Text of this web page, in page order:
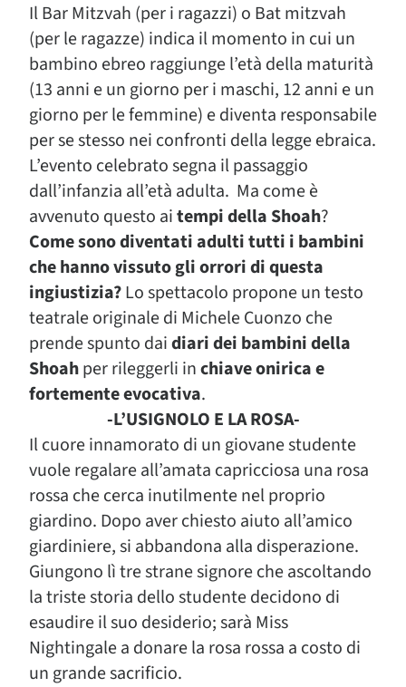
Il Bar Mitzvah (per i ragazzi) o Bat mitzvah
(per le ragazze) indica il momento in cui un
bambino ebreo raggiunge l’età della maturità
(13 anni e un giorno per i maschi, 12 anni e un
giorno per le femmine) e diventa responsabile
per se stesso nei confronti della legge ebraica.
L’evento celebrato segna il passaggio
dall’infanzia all’età adulta. Ma come è
avvenuto questo aitempi della Shoah?
Come sono diventati adulti tutti i bambini
che hanno vissuto gli orrori di questa
ingiustizia?Lo spettacolo propone un testo
teatrale originale di Michele Cuonzo che
prende spunto daidiari dei bambini della
Shoahper rileggerli inchiave onirica e
fortemente evocativa.
-L’USIGNOLO E LA ROSA-
Il cuore innamorato di un giovane studente
vuole regalare all’amata capricciosa una rosa
rossa che cerca inutilmente nel proprio
giardino. Dopo aver chiesto aiuto all’amico
giardiniere, si abbandona alla disperazione.
Giungono lì tre strane signore che ascoltando
la triste storia dello studente decidono di
esaudire il suo desiderio; sarà Miss
Nightingale a donare la rosa rossa a costo di
un grande sacrificio.